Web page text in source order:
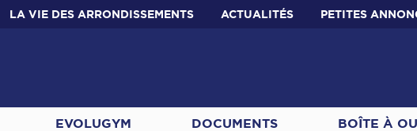
LA VIE DES ARRONDISSEMENTS ACTUALITÉS PETITES
EVOLUGYM DOCUMENTS BOÎTE À